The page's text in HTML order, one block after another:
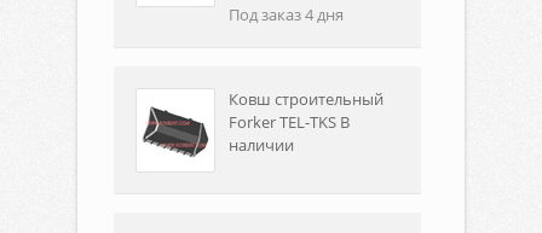
Под заказ 4 дня
Ковш строительный
Forker TEL-TKS В
наличии